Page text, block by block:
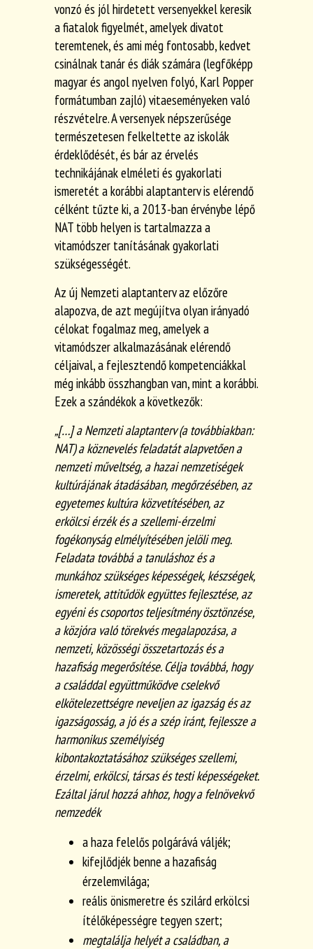
vonzó és jól hirdetett versenyekkel keresik
a fiatalok figyelmét, amelyek divatot
teremtenek, és ami még fontosabb, kedvet
csinálnak tanár és diák számára (legfőképp
magyar és angol nyelven folyó, Karl Popper
formátumban zajló) vitaeseményeken való
részvételre. A versenyek népszerűsége
természetesen felkeltette az iskolák
érdeklődését, és bár az érvelés
technikájának elméleti és gyakorlati
ismeretét a korábbi alaptanterv is elérendő
célként tűzte ki, a 2013-ban érvénybe lépő
NAT több helyen is tartalmazza a
vitamódszer tanításának gyakorlati
szükségességét.
Az új Nemzeti alaptanterv az előzőre
alapozva, de azt megújítva olyan irányadó
célokat fogalmaz meg, amelyek a
vitamódszer alkalmazásának elérendő
céljaival, a fejlesztendő kompetenciákkal
még inkább összhangban van, mint a korábbi.
Ezek a szándékok a következők:
„[…] a Nemzeti alaptanterv (a továbbiakban:
NAT) a köznevelés feladatát alapvetően a
nemzeti műveltség, a hazai nemzetiségek
kultúrájának átadásában, megőrzésében, az
egyetemes kultúra közvetítésében, az
erkölcsi érzék és a szellemi-érzelmi
fogékonyság elmélyítésében jelöli meg.
Feladata továbbá a tanuláshoz és a
munkához szükséges képességek, készségek,
ismeretek, attitűdök együttes fejlesztése, az
egyéni és csoportos teljesítmény ösztönzése,
a közjóra való törekvés megalapozása, a
nemzeti, közösségi összetartozás és a
hazafiság megerősítése. Célja továbbá, hogy
a családdal együttműködve cselekvő
elkötelezettségre neveljen az igazság és az
igazságosság, a jó és a szép iránt, fejlessze a
harmonikus személyiség
kibontakoztatásához szükséges szellemi,
érzelmi, erkölcsi, társas és testi képességeket.
Ezáltal járul hozzá ahhoz, hogy a felnövekvő
nemzedék
a haza felelős polgárává váljék;
kifejlődjék benne a hazafiság
érzelemvilága;
reális önismeretre és szilárd erkölcsi
ítélőképességre tegyen szert;
megtalálja helyét a családban, a